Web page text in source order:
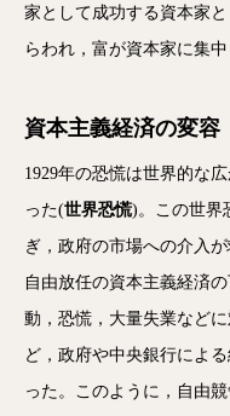
家として成功する資本家
らわれ，富が資本家に集中
資本主義経済の変容
1929年の恐慌は世界的な
った(世界恐慌)。この世界
ぎ，政府の市場への介入
自由放任の資本主義経済
動，恐慌，大量失業など
ど，政府や中央銀行によ
った。このように，自由